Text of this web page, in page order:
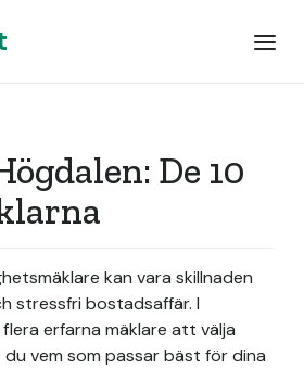
De 10
kan vara skillnaden
stressfri bostadsaffär. I
erfarna mäklare att välja
du vem som passar bäst för dina